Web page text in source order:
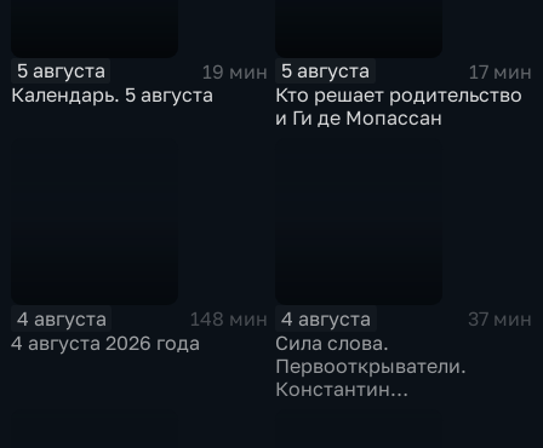
5 августа
19 мин
Календарь. 5 августа
5 августа
17 мин
Кто решает родительство
и Ги де Мопассан
4 августа
148 мин
4 августа 2026 года
4 августа
37 мин
Сила слова.
Первооткрыватели.
Константин